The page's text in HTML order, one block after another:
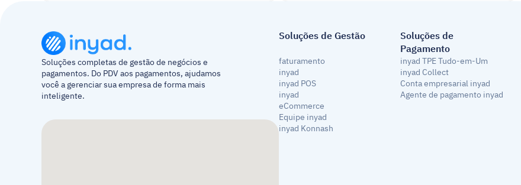
Soluções completas de gestão de negócios e
pagamentos. Do PDV aos pagamentos, ajudamos
você a gerenciar sua empresa de forma mais
inteligente.
Soluções de Gestão
Soluções de
Pagamento
faturamento
inyad
inyad POS
inyad
eCommerce
Equipe inyad
inyad Konnash
inyad TPE Tudo-em-Um
inyad Collect
Conta empresarial inyad
Agente de pagamento inyad